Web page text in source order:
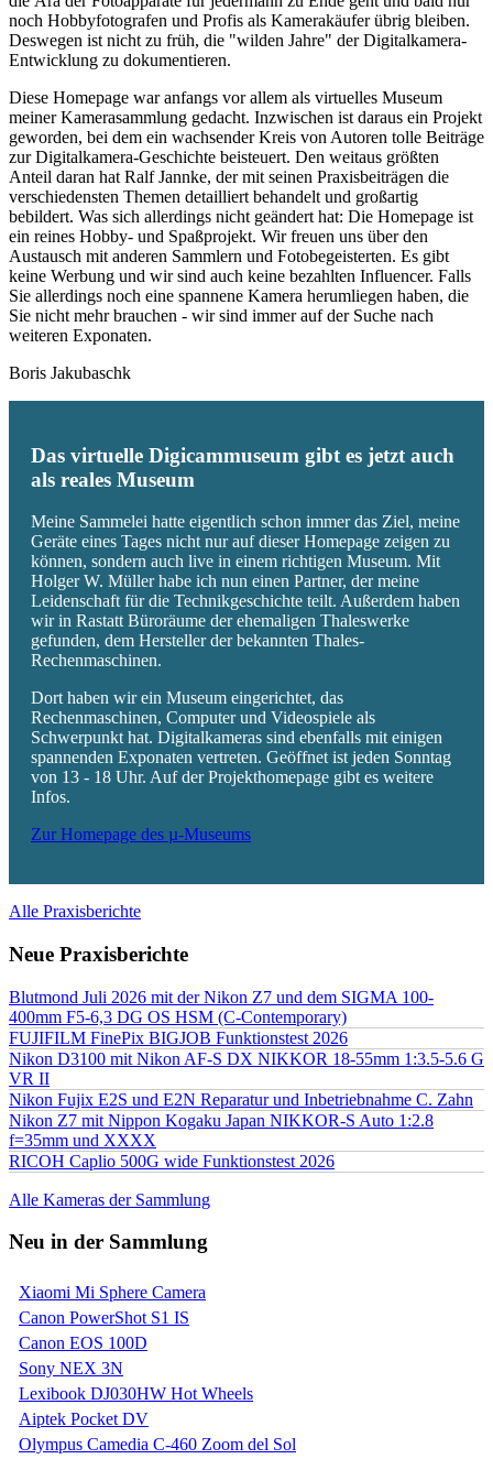
noch Hobbyfotografen und Profis als Kamerakäufer übrig bleiben.
Deswegen ist nicht zu früh, die "wilden Jahre" der Digitalkamera-
Entwicklung zu dokumentieren.
Diese Homepage war anfangs vor allem als virtuelles Museum
meiner Kamerasammlung gedacht. Inzwischen ist daraus ein Projekt
geworden, bei dem ein wachsender Kreis von Autoren tolle Beiträge
zur Digitalkamera-Geschichte beisteuert. Den weitaus größten
Anteil daran hat Ralf Jannke, der mit seinen Praxisbeiträgen die
verschiedensten Themen detailliert behandelt und großartig
bebildert. Was sich allerdings nicht geändert hat: Die Homepage ist
ein reines Hobby- und Spaßprojekt. Wir freuen uns über den
Austausch mit anderen Sammlern und Fotobegeisterten. Es gibt
keine Werbung und wir sind auch keine bezahlten Influencer. Falls
Sie allerdings noch eine spannene Kamera herumliegen haben, die
Sie nicht mehr brauchen - wir sind immer auf der Suche nach
weiteren Exponaten.
Boris Jakubaschk
Das virtuelle Digicammuseum gibt es jetzt auch
als reales Museum
Meine Sammelei hatte eigentlich schon immer das Ziel, meine
Geräte eines Tages nicht nur auf dieser Homepage zeigen zu
können, sondern auch live in einem richtigen Museum. Mit
Holger W. Müller habe ich nun einen Partner, der meine
Leidenschaft für die Technikgeschichte teilt. Außerdem haben
wir in Rastatt Büroräume der ehemaligen Thaleswerke
gefunden, dem Hersteller der bekannten Thales-
Rechenmaschinen.
Dort haben wir ein Museum eingerichtet, das
Rechenmaschinen, Computer und Videospiele als
Schwerpunkt hat. Digitalkameras sind ebenfalls mit einigen
spannenden Exponaten vertreten. Geöffnet ist jeden Sonntag
von 13 - 18 Uhr. Auf der Projekthomepage gibt es weitere
Infos.
Zur Homepage des µ-Museums
Alle Praxisberichte
Neue Praxisberichte
Blutmond Juli 2026 mit der Nikon Z7 und dem SIGMA 100-
400mm F5-6,3 DG OS HSM (C-Contemporary)
FUJIFILM FinePix BIGJOB Funktionstest 2026
Nikon D3100 mit Nikon AF-S DX NIKKOR 18-55mm 1:3.5-5.6 G
VR II
Nikon Fujix E2S und E2N Reparatur und Inbetriebnahme C. Zahn
Nikon Z7 mit Nippon Kogaku Japan NIKKOR-S Auto 1:2.8
f=35mm und XXXX
RICOH Caplio 500G wide Funktionstest 2026
Alle Kameras der Sammlung
Neu in der Sammlung
Xiaomi Mi Sphere Camera
Canon PowerShot S1 IS
Canon EOS 100D
Sony NEX 3N
Lexibook DJ030HW Hot Wheels
Aiptek Pocket DV
Olympus Camedia C-460 Zoom del Sol